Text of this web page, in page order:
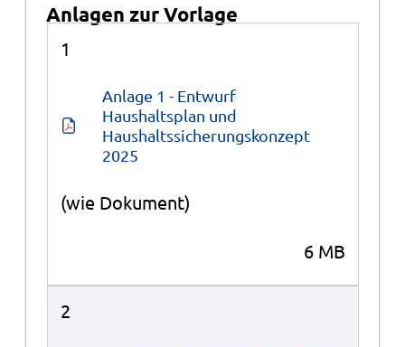
Anlagen zur Vorlage
1
Anlage 1 - Entwurf
Haushaltsplan und
Haushaltssicherungskonzept
2025
(wie Dokument)
6 MB
2